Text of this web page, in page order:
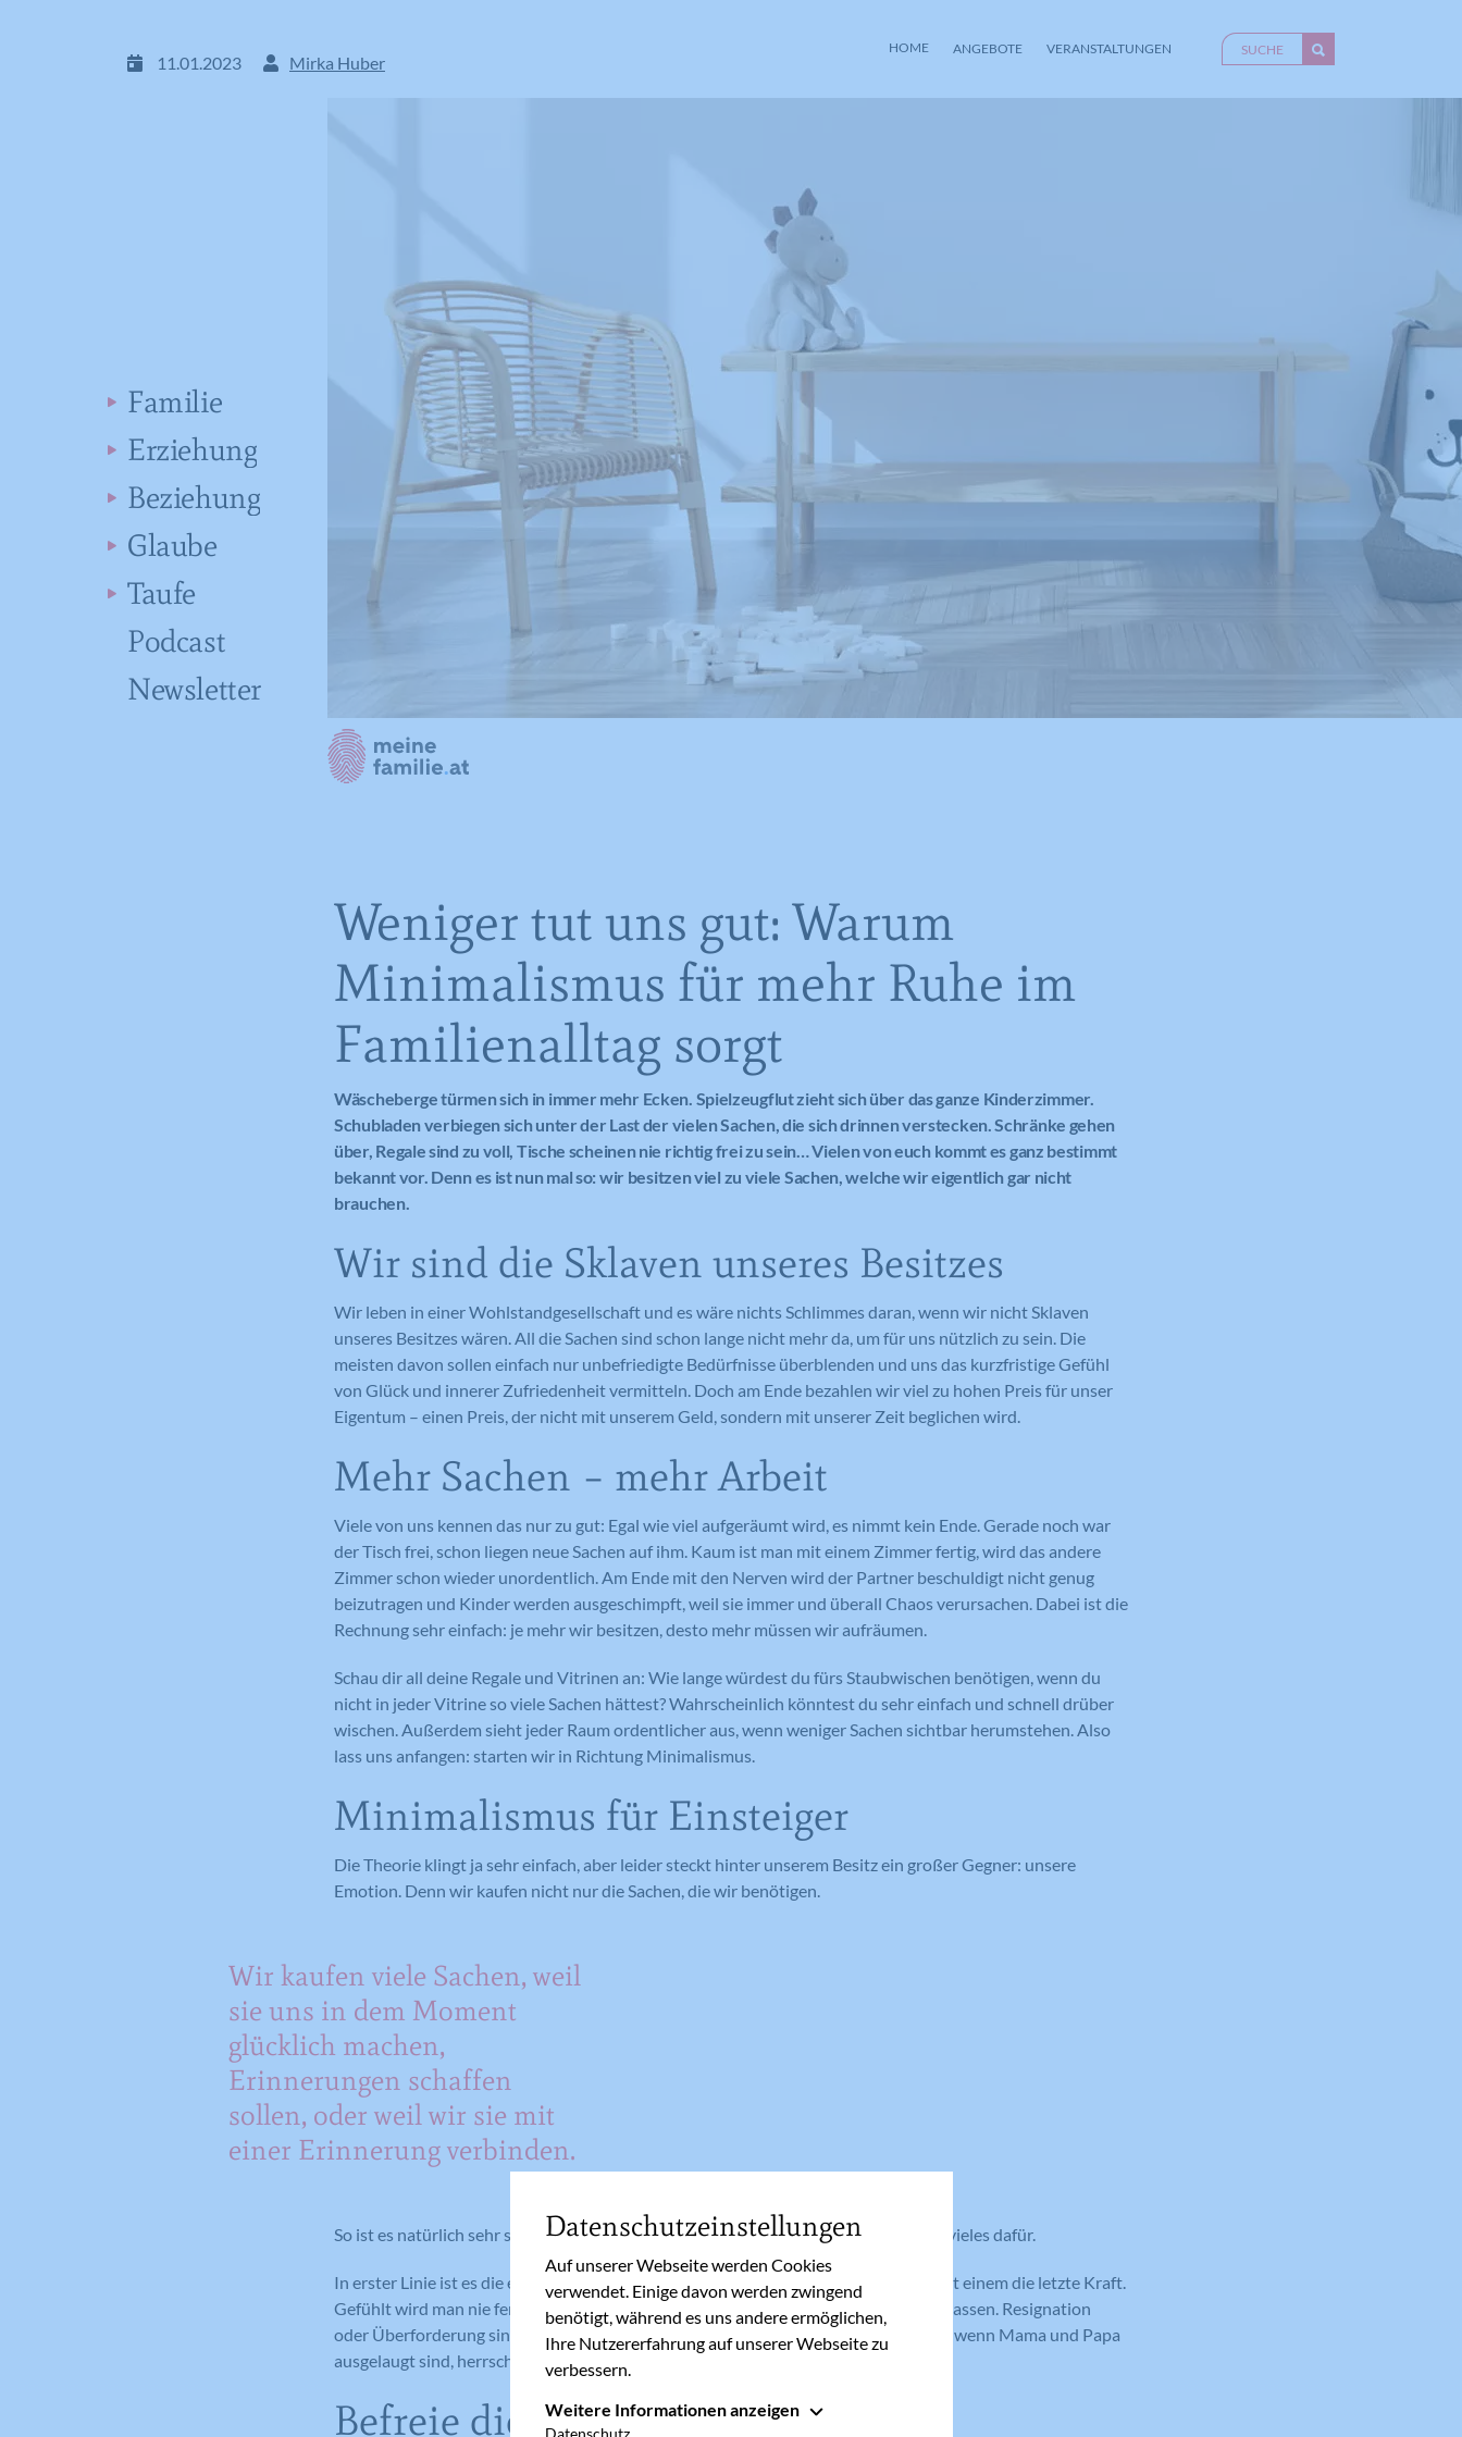
HOME ANGEBOTE VERANSTALTUNGEN
11.01.2023 Mirka Huber
Familie
Erziehung
Beziehung
Glaube
Taufe
Podcast
Newsletter
Weniger tut uns gut: Warum
Minimalismus für mehr Ruhe im
Familienalltag sorgt
Wäscheberge türmen sich in immer mehr Ecken. Spielzeugflut zieht sich über das ganze Kinderzimmer.
Schubladen verbiegen sich unter der Last der vielen Sachen, die sich drinnen verstecken. Schränke gehen
über, Regale sind zu voll, Tische scheinen nie richtig frei zu sein… Vielen von euch kommt es ganz bestimmt
bekannt vor. Denn es ist nun mal so: wir besitzen viel zu viele Sachen, welche wir eigentlich gar nicht
brauchen.
Wir sind die Sklaven unseres Besitzes
Wir leben in einer Wohlstandgesellschaft und es wäre nichts Schlimmes daran, wenn wir nicht Sklaven
unseres Besitzes wären. All die Sachen sind schon lange nicht mehr da, um für uns nützlich zu sein. Die
meisten davon sollen einfach nur unbefriedigte Bedürfnisse überblenden und uns das kurzfristige Gefühl
von Glück und innerer Zufriedenheit vermitteln. Doch am Ende bezahlen wir viel zu hohen Preis für unser
Eigentum – einen Preis, der nicht mit unserem Geld, sondern mit unserer Zeit beglichen wird.
Mehr Sachen – mehr Arbeit
Viele von uns kennen das nur zu gut: Egal wie viel aufgeräumt wird, es nimmt kein Ende. Gerade noch war
der Tisch frei, schon liegen neue Sachen auf ihm. Kaum ist man mit einem Zimmer fertig, wird das andere
Zimmer schon wieder unordentlich. Am Ende mit den Nerven wird der Partner beschuldigt nicht genug
beizutragen und Kinder werden ausgeschimpft, weil sie immer und überall Chaos verursachen. Dabei ist die
Rechnung sehr einfach: je mehr wir besitzen, desto mehr müssen wir aufräumen.
Schau dir all deine Regale und Vitrinen an: Wie lange würdest du fürs Staubwischen benötigen, wenn du
nicht in jeder Vitrine so viele Sachen hättest? Wahrscheinlich könntest du sehr einfach und schnell drüber
wischen. Außerdem sieht jeder Raum ordentlicher aus, wenn weniger Sachen sichtbar herumstehen. Also
lass uns anfangen: starten wir in Richtung Minimalismus.
Minimalismus für Einsteiger
Die Theorie klingt ja sehr einfach, aber leider steckt hinter unserem Besitz ein großer Gegner: unsere
Emotion. Denn wir kaufen nicht nur die Sachen, die wir benötigen.
Wir kaufen viele Sachen, weil
sie uns in dem Moment
glücklich machen,
Erinnerungen schaffen
sollen, oder weil wir sie mit
einer Erinnerung verbinden.
So ist es natürlich sehr schwer sich von all den Sachen zu trennen. Dennoch spricht vieles dafür.
In erster Linie ist es die eigene Zeit und Energie. Denn dieses ewige Aufräumen raubt einem die letzte Kraft.
Gefühlt wird man nie fertig, dreht sich im Kreis und fühlt sich am Ende oft alleine gelassen. Resignation
oder Überforderung sind das Ergebnis und das Familienleben leidet darunter. Denn wenn Mama und Papa
ausgelaugt sind, herrscht einfach keine gute Stimmung in der Familie.
Befreie dich!
Datenschutzeinstellungen
Auf unserer Webseite werden Cookies
verwendet. Einige davon werden zwingend
benötigt, während es uns andere ermöglichen,
Ihre Nutzererfahrung auf unserer Webseite zu
verbessern.
Essenziell
Weitere Informationen anzeigen
Datenschutz